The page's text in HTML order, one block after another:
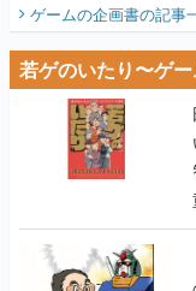
ゲームの企画書の記事
若ゲのいたり〜ゲ